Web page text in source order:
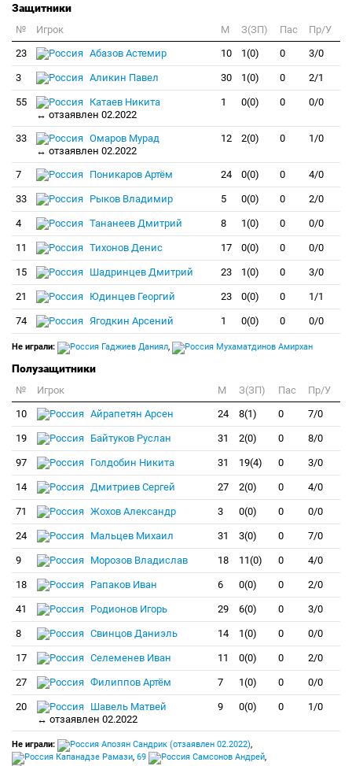
Защитники
№ Игрок M З(ЗП) Пас
Пр/У
23
Абазов Астемир 10 1(0) 0 3/0
3 Аликин Павел 30 1(0) 0 2/1
55
Катаев Никита
↔ отзаявлен 02.2022
1 0(0) 0 0/0
33
Омаров Мурад
↔ отзаявлен 02.2022
12 2(0) 0 1/0
7 Поникаров Артём 24 0(0) 0 4/0
33 Рыков Владимир 5 0(0) 0 2/0
4 Тананеев Дмитрий 8 1(0) 0 0/0
11 Тихонов Денис 17 0(0) 0 0/0
15 Шадринцев Дмитрий 23 1(0) 0 3/0
21 Юдинцев Георгий 23 0(0) 0 1/1
74 Ягодкин Арсений 1 0(0) 0 0/0
Не играли: Гаджиев Даниял, Мухаматдинов Амирхан
Полузащитники
№ Игрок M З(ЗП) Пас
Пр/У
10
Айрапетян Арсен 24 8(1) 0 7/0
19 Байтуков Руслан 31 2(0) 0 8/0
97 Голдобин Никита 31 19(4) 0 3/0
14 Дмитриев Сергей 27 2(0) 0 4/0
71 Жохов Александр 3 0(0) 0 0/0
24 Мальцев Михаил 31 3(0) 0 7/0
9 Морозов Владислав 18 11(0) 0 4/0
18 Рапаков Иван 6 0(0) 0 2/0
41 Родионов Игорь 29 6(0) 0 3/0
8 Свинцов Даниэль 14 1(0) 0 0/0
17 Селеменев Иван 11 0(0) 0 2/0
27 Филиппов Артём 7 1(0) 0 0/0
20
Шавель Матвей
↔ отзаявлен 02.2022
9 0(0) 0 1/0
Не играли: Апозян Сандрик (отзаявлен 02.2022),
Капанадзе Рамази, 69 Самсонов Андрей,